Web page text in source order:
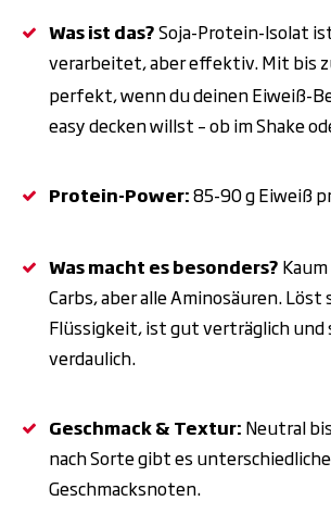
Was ist das?Soja-Protein-Isolat
verarbeitet, aber effektiv. Mit bis
perfekt, wenn du deinen Eiweiß-B
easy decken willst –ob im Shake
Protein-Power:85-90g Eiweiß
Was macht es besonders?
Carbs, aber alle Aminosäuren. Löst
Flüssigkeit, ist gut verträglich und
verdaulich.
Geschmack & Textur: Neutral
nach Sorte gibt es unterschiedliche
Geschmacksnoten.